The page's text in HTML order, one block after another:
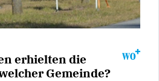
erhielten die
Gemeinde?